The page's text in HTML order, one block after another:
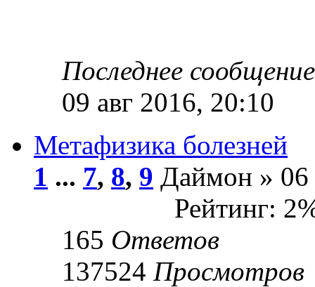
Последнее
09 авг 2016, 20:10
Метафизика болезней
1 ... 7, 8, 9 Даймон » 06
Рейтинг:
165 Ответов
137524 Просмотров